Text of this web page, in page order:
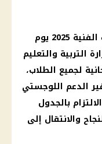
بدء امتحانات الدور الثاني للدبلومات الفنية 2025 يوم
التربية والتعليم
لجميع الطلاب،
الدعم اللوجستي
بالجدول
والانتقال إلى